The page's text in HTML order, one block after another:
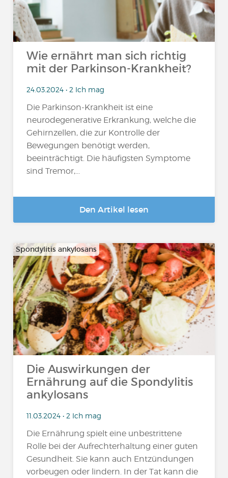
Wie ernährt man sich richtig
mit der Parkinson-Krankheit?
24.03.2024 • 2 Ich mag
Die Parkinson-Krankheit ist eine
neurodegenerative Erkrankung, welche die
Gehirnzellen, die zur Kontrolle der
Bewegungen benötigt werden,
beeinträchtigt. Die häufigsten Symptome
sind Tremor,...
Den Artikel lesen
Spondylitis ankylosans
Die Auswirkungen der
Ernährung auf die Spondylitis
ankylosans
11.03.2024 • 2 Ich mag
Die Ernährung spielt eine unbestrittene
Rolle bei der Aufrechterhaltung einer guten
Gesundheit. Sie kann auch Entzündungen
vorbeugen oder lindern. In der Tat kann die